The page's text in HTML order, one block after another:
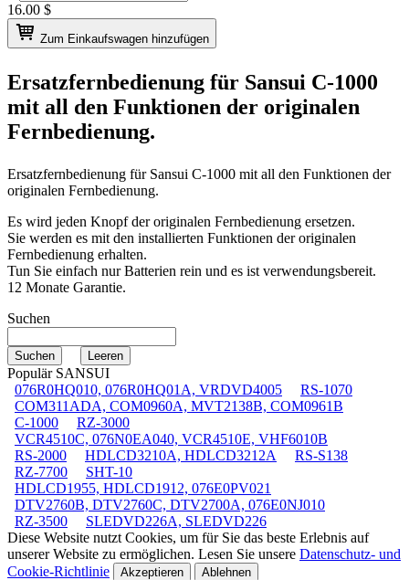
16.00 $
Zum Einkaufswagen hinzufügen
Ersatzfernbedienung für Sansui C-1000
mit all den Funktionen der originalen
Fernbedienung.
Ersatzfernbedienung fürSansui C-1000 mit all den Funktionen der
originalen Fernbedienung.
Es wird jeden Knopf der originalen Fernbedienung ersetzen.
Sie werden es mit den installierten Funktionen der originalen
Fernbedienung erhalten.
Tun Sie einfach nur Batterien rein und es ist verwendungsbereit.
12 Monate Garantie.
Suchen
Populär SANSUI
076R0HQ010, 076R0HQ01A, VRDVD4005
RS-1070
COM311ADA, COM0960A, MVT2138B, COM0961B
C-1000
RZ-3000
VCR4510C, 076N0EA040, VCR4510E, VHF6010B
RS-2000
HDLCD3210A, HDLCD3212A
RS-S138
RZ-7700
SHT-10
HDLCD1955, HDLCD1912, 076E0PV021
DTV2760B, DTV2760C, DTV2700A, 076E0NJ010
RZ-3500
SLEDVD226A, SLEDVD226
Diese Website nutzt Cookies, um für Sie das beste Erlebnis auf
unserer Website zu ermöglichen. Lesen Sie unsere Datenschutz- und
Cookie-Richtlinie
Akzeptieren Ablehnen